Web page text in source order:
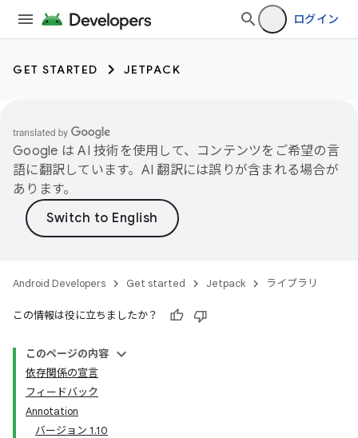
ログイン
GET STARTED JETPACK
Google は AI 技術を使用して、コンテンツをご希望の言
語に翻訳しています。AI 翻訳には誤りが含まれる場合が
あります。
Android Developers Get started Jetpack ライブラリ
この情報は役に立ちましたか？
このページの内容
依存関係の宣言
フィードバック
Annotation
バージョン 1.10